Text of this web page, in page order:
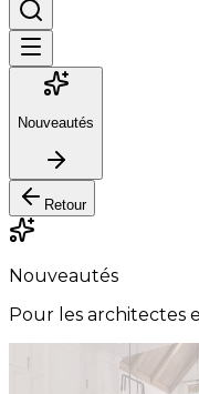
Nouveautés
Retour
Nouveautés
Pour les architectes